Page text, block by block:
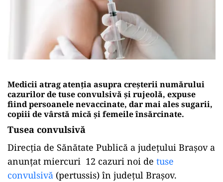
Medicii atrag atenția asupra creșterii numărului
cazurilor de tuse convulsivă și rujeolă, expuse
fiind persoanele nevaccinate, dar mai ales sugarii,
copiii de vârstă mică și femeile însărcinate.
Tusea convulsivă
Direcția de Sănătate Publică a județului Brașov a
anunțat miercuri 12 cazuri noi de tuse
convulsivă (pertussis) în județul Brașov.